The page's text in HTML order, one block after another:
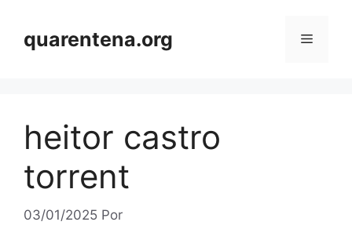
quarentena.org Menu
heitor castro
torrent
03/01/2025 Por